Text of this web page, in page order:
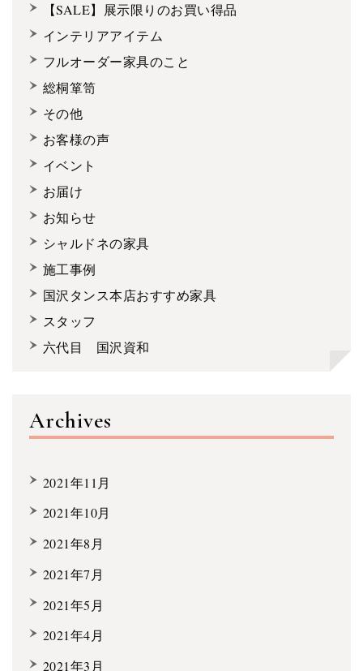
【SALE】展示限りのお買い得品
インテリアアイテム
フルオーダー家具のこと
総桐箪笥
その他
お客様の声
イベント
お届け
お知らせ
シャルドネの家具
施工事例
国沢タンス本店おすすめ家具
スタッフ
六代目 国沢資和
Archives
2021年11月
2021年10月
2021年8月
2021年7月
2021年5月
2021年4月
2021年3月